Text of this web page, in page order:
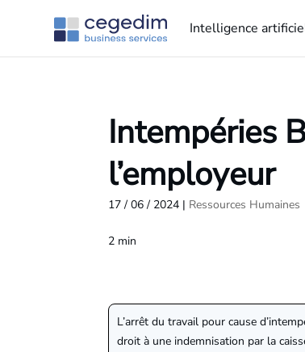
Intelligence
Intempéries
l’employeur
17 / 06 / 2024 | Ressources Humaines
2 min
L’arrêt du travail pour cause
droit à une indemnisation par la